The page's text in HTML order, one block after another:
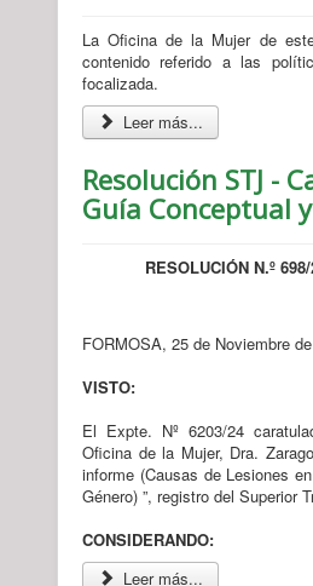
La Oficina de la Mujer de
contenido referido a las
focalizada.
Leer más...
Resolución STJ -
Guía Conceptual
RESOLUCIÓN N.º
FORMOSA, 25 de Noviembre
VISTO:
El Expte. Nº 6203/24
Oficina de la Mujer, Dra.
informe (Causas de Lesiones
Género) ”, registro del Superior
CONSIDERANDO:
Leer más...